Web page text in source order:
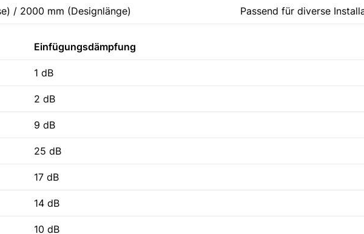
/ 2000 mm (Designlänge) Passend für diverse
Einfügungsdämpfung
1 dB
2 dB
9 dB
25 dB
17 dB
14 dB
10 dB